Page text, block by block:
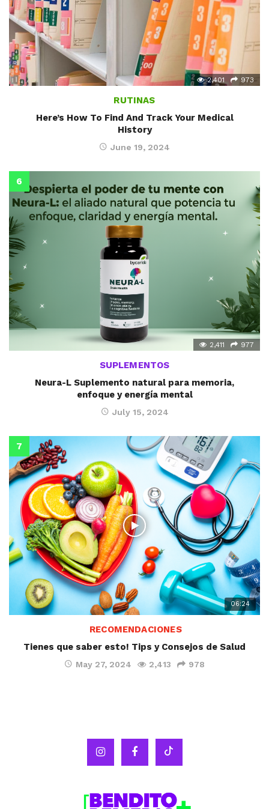
2,401 973
RUTINAS
Here’s How To Find And Track Your Medical
History
June 19, 2024
2,411 977
SUPLEMENTOS
Neura-L Suplemento natural para memoria,
enfoque y energía mental
July 15, 2024
06:24
RECOMENDACIONES
Tienes que saber esto! Tips y Consejos de Salud
May 27, 2024 2,413 978